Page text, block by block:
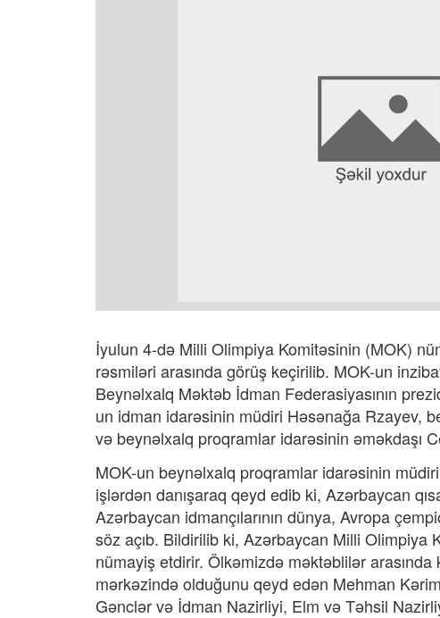
İyulun 4-də Milli Olimpiya Komitəsinin (MOK)
rəsmiləri arasında görüş keçirilib. MOK-un
Beynəlxalq Məktəb İdman Federasiyasının
un idman idarəsinin müdiri Həsənağa Rzayev,
və beynəlxalq proqramlar idarəsinin əməkdaşı
MOK-un beynəlxalq proqramlar idarəsinin
işlərdən danışaraq qeyd edib ki, Azərbaycan
Azərbaycan idmançılarının dünya, Avropa
söz açıb. Bildirilib ki, Azərbaycan Milli Olimpiya
nümayiş etdirir. Ölkəmizdə məktəblilər
mərkəzində olduğunu qeyd edən Mehman
Gənclər və İdman Nazirliyi, Elm və Təhsil